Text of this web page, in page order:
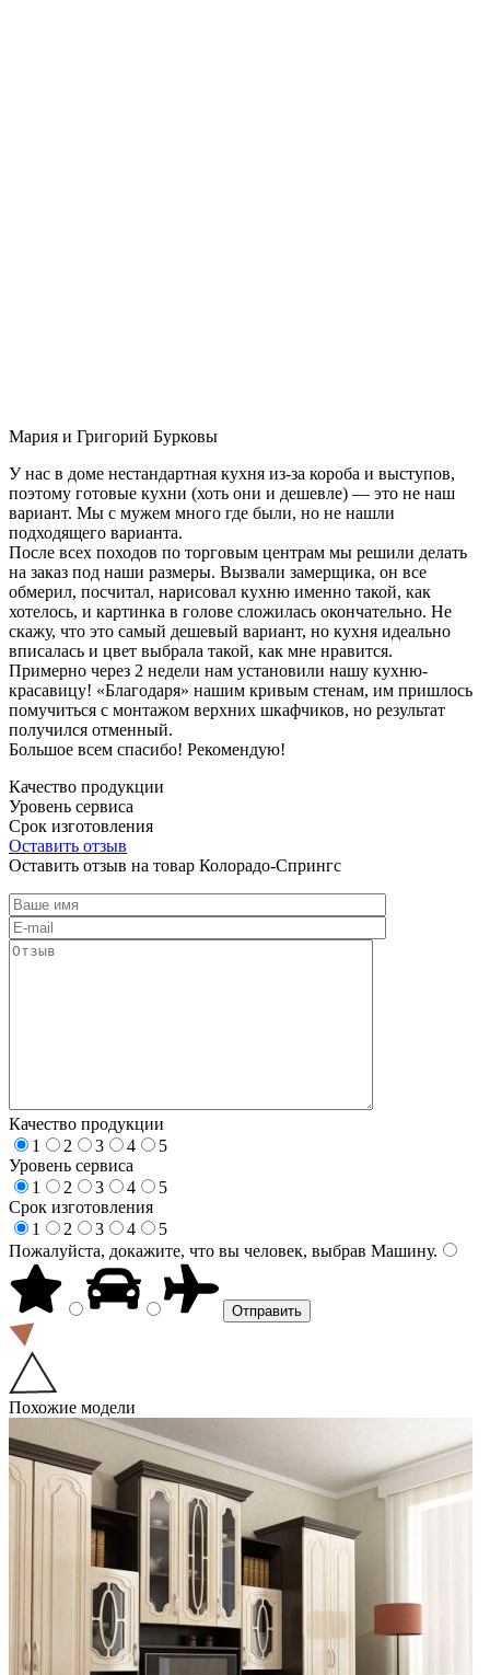
Мария и Григорий Бурковы
У нас в доме нестандартная кухня из-за короба и выступов,
поэтому готовые кухни (хоть они и дешевле) — это не наш
вариант. Мы с мужем много где были, но не нашли
подходящего варианта.
После всех походов по торговым центрам мы решили делать
на заказ под наши размеры. Вызвали замерщика, он все
обмерил, посчитал, нарисовал кухню именно такой, как
хотелось, и картинка в голове сложилась окончательно. Не
скажу, что это самый дешевый вариант, но кухня идеально
вписалась и цвет выбрала такой, как мне нравится.
Примерно через 2 недели нам установили нашу кухню-
красавицу! «Благодаря» нашим кривым стенам, им пришлось
помучиться с монтажом верхних шкафчиков, но результат
получился отменный.
Большое всем спасибо! Рекомендую!
Качество продукции
Уровень сервиса
Срок изготовления
Оставить отзыв
Оставить отзыв на товар Колорадо-Спрингс
Качество продукции
1
2 3 4
5
Уровень сервиса
1
2 3 4
5
Срок изготовления
1
2 3 4
5
Пожалуйста, докажите, что вы человек, выбрав Машину.
Похожие модели